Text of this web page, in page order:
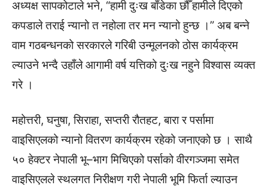
अध्यक्ष सापकोटाले भने, “हामी दुःख बाँडेका छौँ हामीले दिएको
कपडाले तराई न्यानो त नहोला तर मन न्यानो हुन्छ ।” अब बन्ने
वाम गठबन्धनको सरकारले गरिबी उन्मूलनको ठोस कार्यक्रम
ल्याउने भन्दै उहाँले आगामी वर्ष यत्तिको दुःख नहुने विश्वास व्यक्त
गरे ।
महोत्तरी, घनुषा, सिराहा, सप्तरी रौतहट, बारा र पर्सामा
वाइसिएलको न्यानो वितरण कार्यक्रम रहेको जनाएको छ । साथै
५० हेक्टर नेपाली भू–भाग मिचिएको पर्साको वीरगञ्जमा समेत
वाइसिएलले स्थलगत निरीक्षण गरी नेपाली भूमि फिर्ता ल्याउन